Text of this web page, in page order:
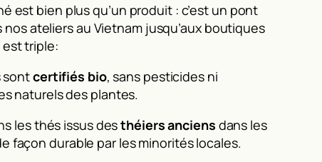
est bien plus qu’un produit : c’est un pont
ateliers au Vietnam jusqu’aux boutiques
triple:
sontcertifiés bio, sans pesticides ni
naturels des plantes.
les thés issus desthéiers anciens dans les
façon durable par les minorités locales.